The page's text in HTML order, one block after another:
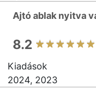
Ajtó ablak nyitva
8.2
Kiadások
2024, 2023